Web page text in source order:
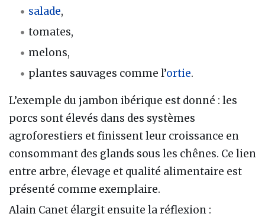
salade,
tomates,
melons,
plantes sauvages comme l’ortie.
L’exemple du jambon ibérique est donné : les
porcs sont élevés dans des systèmes
agroforestiers et finissent leur croissance en
consommant des glands sous les chênes. Ce lien
entre arbre, élevage et qualité alimentaire est
présenté comme exemplaire.
Alain Canet élargit ensuite la réflexion :